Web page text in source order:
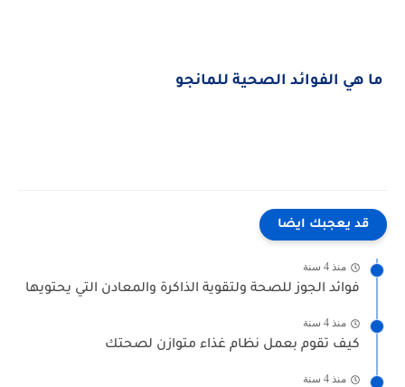
ما هي الفوائد الصحية للمانجو
قد يعجبك ايضا
منذ 4 سنة
فوائد الجوز للصحة ولتقوية الذاكرة والمعادن التي يحتويها
منذ 4 سنة
كيف تقوم بعمل نظام غذاء متوازن لصحتك
منذ 4 سنة